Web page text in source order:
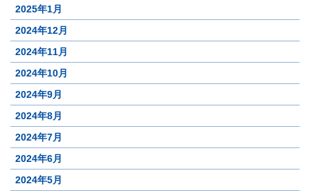
2025年1月
2024年12月
2024年11月
2024年10月
2024年9月
2024年8月
2024年7月
2024年6月
2024年5月